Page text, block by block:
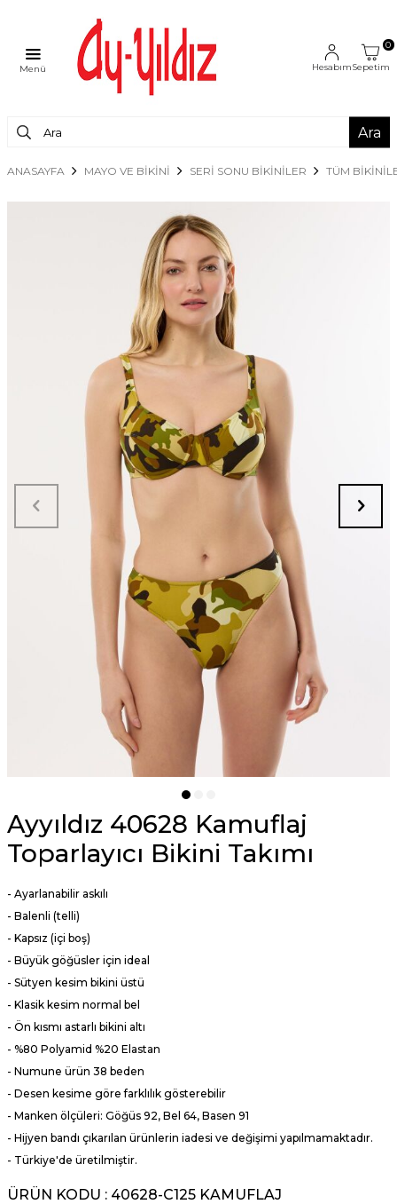
Menü Hesabım
0
Sepetim
Ara
ANASAYFA MAYO VE BİKİNİ SERİ SONU BİKİNİLER TÜM
Ayyıldız 40628 Kamuflaj
Toparlayıcı Bikini Takımı
- Ayarlanabilir askılı
- Balenli (telli)
- Kapsız (içi boş)
- Büyük göğüsler için ideal
- Sütyen kesim bikini üstü
- Klasik kesim normal bel
- Ön kısmı astarlı bikini altı
- %80 Polyamid %20 Elastan
- Numune ürün 38 beden
- Desen kesime göre farklılık gösterebilir
- Manken ölçüleri: Göğüs 92, Bel 64, Basen 91
- Hijyen bandı çıkarılan ürünlerin iadesi ve değişimi yapılmamaktadır.
- Türkiye'de üretilmiştir.
ÜRÜN KODU : 40628-C125 KAMUFLAJ